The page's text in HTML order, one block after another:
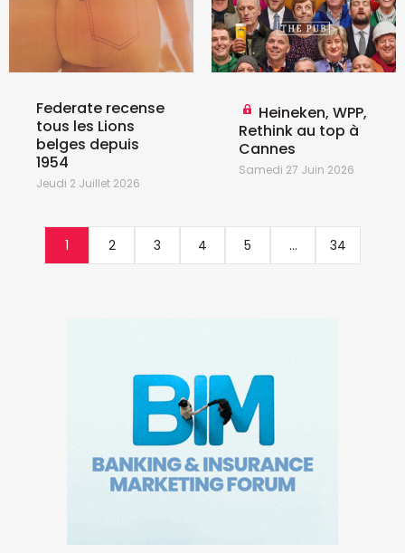
Federate recense
tous les Lions
belges depuis
1954
Jeudi 2 Juillet 2026
Heineken, WPP,
Rethink au top à
Cannes
Samedi 27 Juin 2026
1 2 3 4 5 ... 34